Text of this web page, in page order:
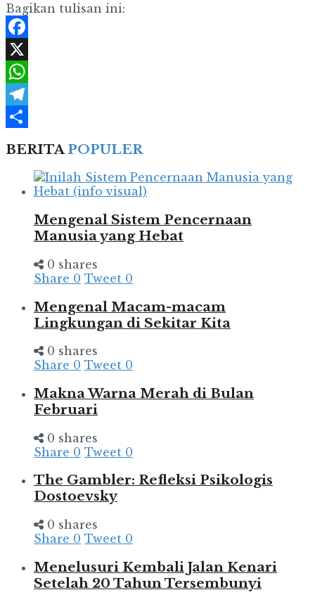
Bagikan tulisan ini:
Facebook
X
WhatsApp
Telegram
BERITAPOPULER
Mengenal Sistem Pencernaan
Manusia yang Hebat
0 shares
Share 0 Tweet 0
Mengenal Macam-macam
Lingkungan di Sekitar Kita
0 shares
Share 0 Tweet 0
Makna Warna Merah di Bulan
Februari
0 shares
Share 0 Tweet 0
The Gambler: Refleksi Psikologis
Dostoevsky
0 shares
Share 0 Tweet 0
Menelusuri Kembali Jalan Kenari
Setelah 20 Tahun Tersembunyi